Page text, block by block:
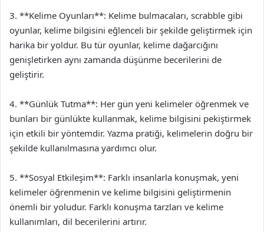
3. **Kelime Oyunları**: Kelime bulmacaları, scrabble gibi
oyunlar, kelime bilgisini eğlenceli bir şekilde geliştirmek için
harika bir yoldur. Bu tür oyunlar, kelime dağarcığını
genişletirken aynı zamanda düşünme becerilerini de
geliştirir.
4. **Günlük Tutma**: Her gün yeni kelimeler öğrenmek ve
bunları bir günlükte kullanmak, kelime bilgisini pekiştirmek
için etkili bir yöntemdir. Yazma pratiği, kelimelerin doğru bir
şekilde kullanılmasına yardımcı olur.
5. **Sosyal Etkileşim**: Farklı insanlarla konuşmak, yeni
kelimeler öğrenmenin ve kelime bilgisini geliştirmenin
önemli bir yoludur. Farklı konuşma tarzları ve kelime
kullanımları, dil becerilerini artırır.